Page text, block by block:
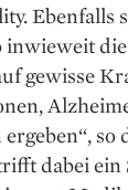
Ebenfalls
gewisse
dabei ein